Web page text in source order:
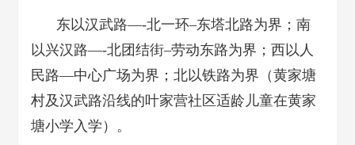
东以汉武路—-北一环–东塔北路为界；南
以兴汉路—-北团结街–劳动东路为界；西以人
民路—中心广场为界；北以铁路为界（黄家塘
村及汉武路沿线的叶家营社区适龄儿童在黄家
塘小学入学）。